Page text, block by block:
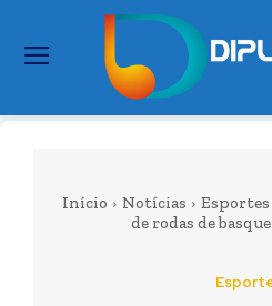
Início Notícias Esportes
de rodas de